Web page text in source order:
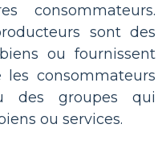
consommateurs.
sont des
ou fournissent
les consommateurs
des groupes qui
ou services.